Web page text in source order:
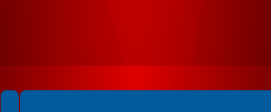
Spełniamy standardy WCAG 2.2
Spełniamy standardy W3C